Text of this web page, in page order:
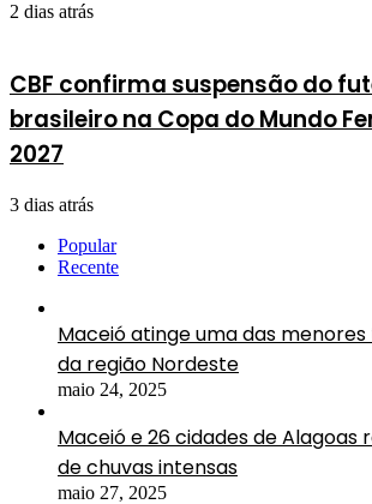
2 dias atrás
CBF confirma suspensão do
brasileiro na Copa do Mundo
2027
3 dias atrás
Popular
Recente
Maceió atinge uma das
da região Nordeste
maio 24, 2025
Maceió e 26 cidades de
de chuvas intensas
maio 27, 2025